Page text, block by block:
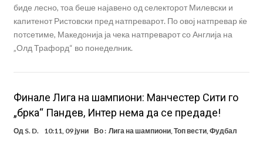
биде лесно, тоа беше најавено од селекторот Милевски и
капитенот Ристовски пред натпреварот. По овој натпревар ќе
потсетиме, Македонија ја чека натпреварот со Англија на
„Олд Трафорд“ во понеделник.
Финале Лига на шампиони: Манчестер Сити го
„брка“ Пандев, Интер нема да се предаде!
Од S. D. 10:11, 09 јуни Во : Лига на шампиони,Топ вести,Фудбал